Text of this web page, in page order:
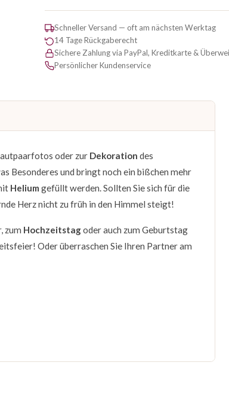
Schneller Versand — oft am nächsten Werktag
14 Tage Rückgaberecht
Sichere Zahlung via PayPal, Kreditkarte &
Persönlicher Kundenservice
oder zur Dekoration des
Besonderes und bringt noch ein bißchen mehr
Helium gefüllt werden. Sollten Sie sich für die
Herz nicht zu früh in den Himmel steigt!
zum Hochzeitstagoder auch zum Geburtstag
Oder überraschen Sie Ihren Partner am